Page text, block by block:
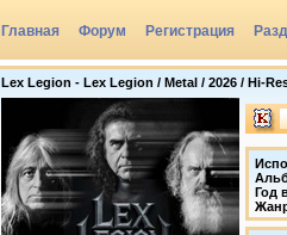
Главная Форум Регистрация
Группы
Lex Legion - Lex Legion / Metal / 2026 / Hi-
Год